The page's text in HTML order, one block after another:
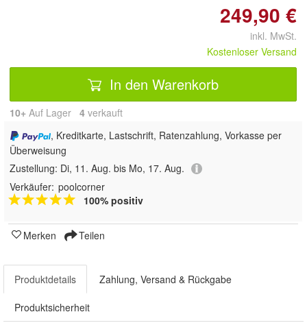
249,90 €
inkl. MwSt.
Kostenloser Versand
In den Warenkorb
10+ Auf Lager 4 verkauft
, Kreditkarte, Lastschrift, Ratenzahlung, Vorkasse per
Überweisung
Zustellung: Di, 11. Aug. bis Mo, 17. Aug.
Verkäufer: poolcorner
100% positiv
Merken Teilen
Produktdetails Zahlung, Versand & Rückgabe
Produktsicherheit